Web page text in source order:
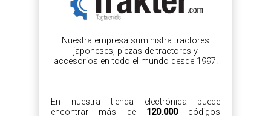
Nuestra empresa suministra tractores
japoneses, piezas de tractores y
accesorios en todo el mundo desde 1997.
En nuestra tienda electrónica puede
encontrar más de 120.000códigos